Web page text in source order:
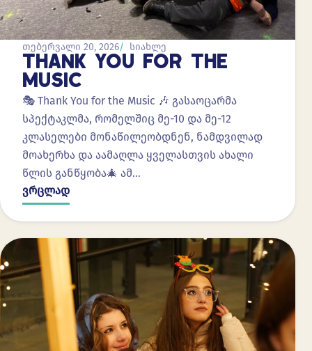
თებერვალი 20, 2026 სიახლე
THANK YOU FOR THE
MUSIC
🎭 Thank You for the Music 🎶 გასაოცარმა
სპექტაკლმა, რომელშიც მე-10 და მე-12
კლასელები მონაწილეობდნენ, ნამდვილად
მოახერხა და აამაღლა ყველასთვის ახალი
წლის განწყობა🎄 ამ…
ვრცლად